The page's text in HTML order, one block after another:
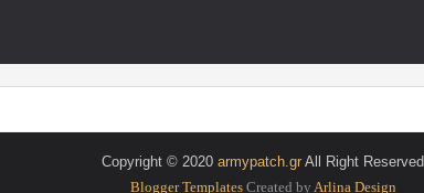
Copyright © 2020 armypatch.gr All Right Reserved
Blogger TemplatesCreated by Arlina Design